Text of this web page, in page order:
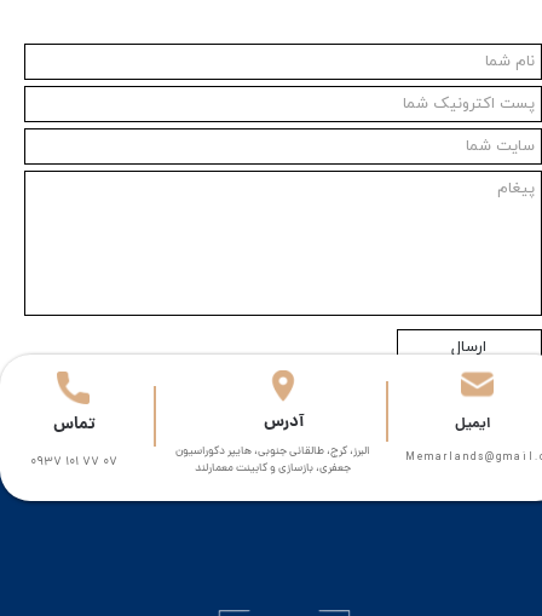
ارسال
البرز، کرج، طالقانی جنوبی، هایپر دکوراسیون
جعفری، بازسازی و کابینت معمارلند
0937 101 77 07
​آدرس ​​ایمیل تماس